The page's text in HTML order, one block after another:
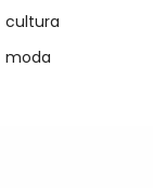
cultura
moda